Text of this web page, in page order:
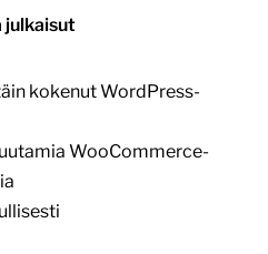
julkaisut
kokenut WordPress-
WooCommerce-